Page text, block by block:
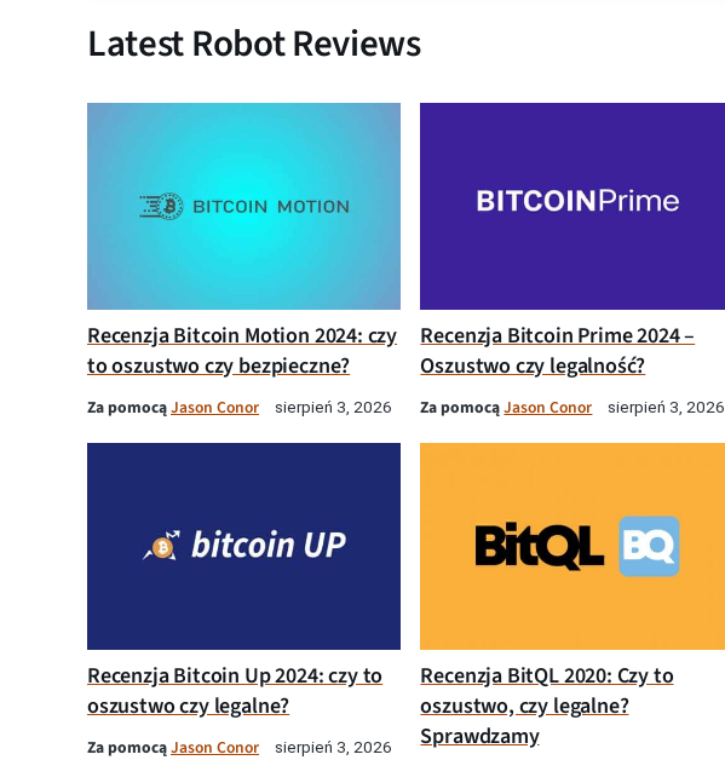
Latest Robot Reviews
Recenzja Bitcoin Motion 2024: czy
to oszustwo czy bezpieczne?
Za pomocąJason Conor sierpień 3, 2026
Recenzja Bitcoin Prime 2024 –
Oszustwo czy legalność?
Za pomocąJason Conor sierpień 3, 2026
Recenzja Bitcoin Up 2024: czy to
oszustwo czy legalne?
Za pomocąJason Conor sierpień 3, 2026
Recenzja BitQL 2020: Czy to
oszustwo, czy legalne?
Sprawdzamy